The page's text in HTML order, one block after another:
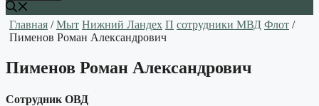
Главная /Мыт Нижний Ландех П сотрудники МВД Флот /
Пименов Роман Александрович
Пименов Роман Александрович
Сотрудник ОВД